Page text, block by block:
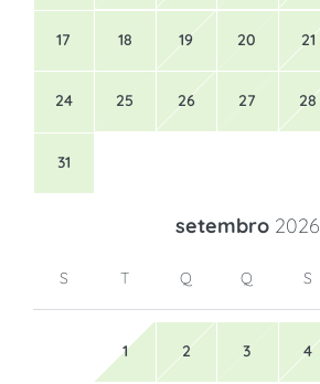
17 18 19 20 21
24 25 26 27 28
31
setembro 2026
S T Q Q S
1 2 3 4